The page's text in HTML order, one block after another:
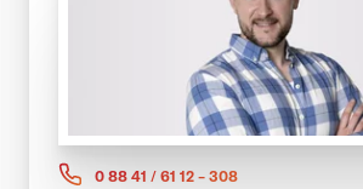
0 88 41 / 61 12 – 308